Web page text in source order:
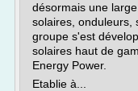
désormais une
solaires, onduleurs,
groupe s'est
solaires haut de
Energy Power.
Etablie à...